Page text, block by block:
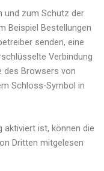
und zum Schutz der
Beispiel Bestellungen
senden, eine
Verbindung
des Browsers von
Schloss-Symbol in
aktiviert ist, können die
Dritten mitgelesen